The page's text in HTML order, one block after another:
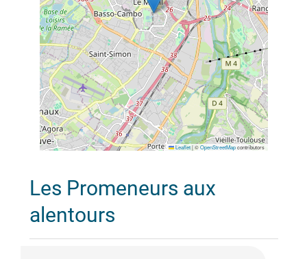
Leaflet |©OpenStreetMapcontributors
Les Promeneurs aux
alentours